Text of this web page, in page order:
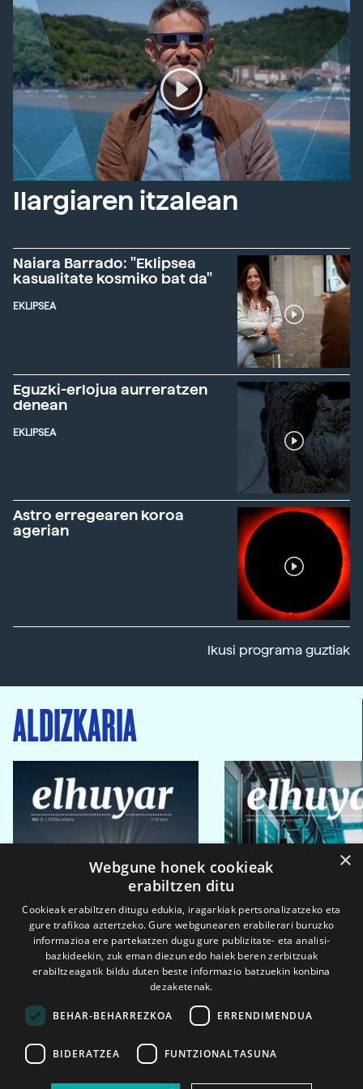
Ilargiaren itzalean
Naiara Barrado: "Eklipsea
kasualitate kosmiko bat da"
EKLIPSEA
Eguzki-erlojua aurreratzen
denean
EKLIPSEA
Astro erregearen koroa
agerian
Ikusi programa guztiak
ALDIZKARIA
2026ko eka. 1a 2026ko mar. 1a
×
Webgune honek cookieak
erabiltzen ditu
Cookieak erabiltzen ditugu edukia, iragarkiak pertsonalizatzeko eta
gure trafikoa aztertzeko. Gure webgunearen erabilerari buruzko
informazioa ere partekatzen dugu gure publizitate- eta analisi-
bazkideekin, zuk eman diezun edo haiek beren zerbitzuak
erabiltzeagatik bildu duten beste informazio batzuekin konbina
dezaketenak.
BEHAR-BEHARREZKOA ERRENDIMENDUA
BIDERATZEA FUNTZIONALTASUNA